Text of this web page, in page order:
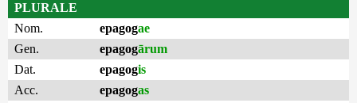
PLURALE
Nom.
epagogae
Gen.
epagogārum
Dat.
epagogis
Acc.
epagogas